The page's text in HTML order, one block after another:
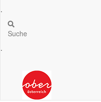
.
Suche
.